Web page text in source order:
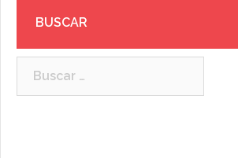
BUSCAR